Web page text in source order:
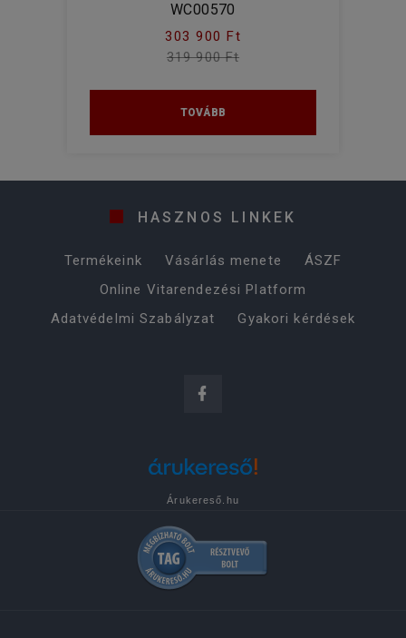
WC00570
303 900 Ft
319 900 Ft
TOVÁBB
HASZNOS LINKEK
Termékeink Vásárlás menete
ÁSZF
Online Vitarendezési Platform
Adatvédelmi Szabályzat
Gyakori kérdések
Árukereső.hu